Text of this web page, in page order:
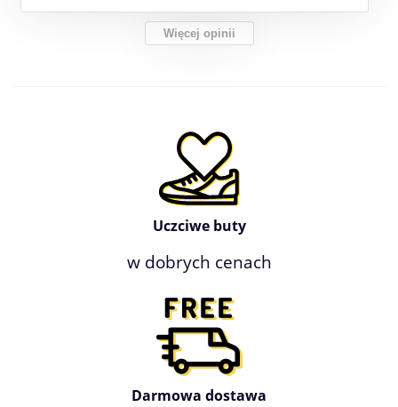
Więcej opinii
Uczciwe buty
w dobrych cenach
Darmowa dostawa